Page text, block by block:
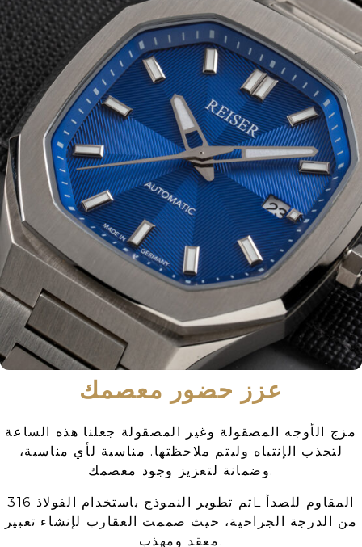
عزز حضور معصمك
مزج الأوجه المصقولة وغير المصقولة جعلنا هذه الساعة
لتجذب الإنتباه وليتم ملاحظتها. مناسبة لأي مناسبة،
وضمانة لتعزيز وجود معصمك.
تم تطوير النموذج باستخدام الفولاذ 316L المقاوم للصدأ
من الدرجة الجراحية، حيث صممت العقارب لإنشاء تعبير
معقد ومهذب.